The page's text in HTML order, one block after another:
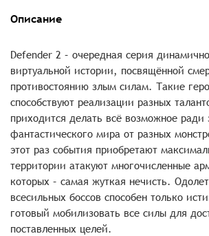
Описание
Defender 2 – очередная серия
виртуальной истории, посвящённой
противостоянию злым силам. Такие
способствуют реализации разных
приходится делать всё возможное
фантастического мира от разных
этот раз события приобретают
территории атакуют многочисленные
которых – самая жуткая нечисть.
всесильных боссов способен только
готовый мобилизовать все силы для
поставленных целей.